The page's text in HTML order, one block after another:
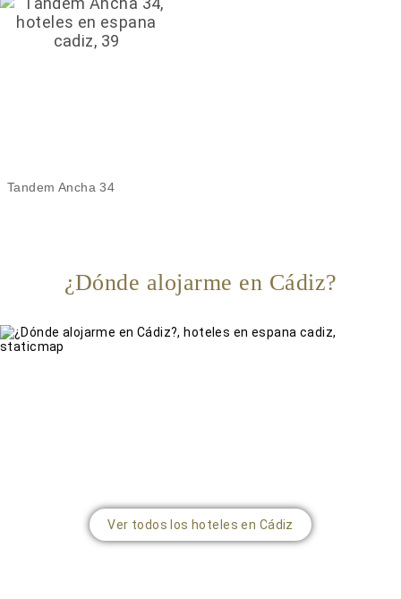
Tandem Ancha 34
¿Dónde alojarme en Cádiz?
Ver todos los hoteles en Cádiz